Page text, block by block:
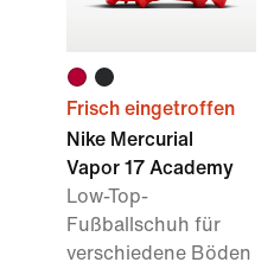
Frisch eingetroffen
Nike Mercurial
Vapor 17 Academy
Low-Top-
Fußballschuh für
verschiedene Böden